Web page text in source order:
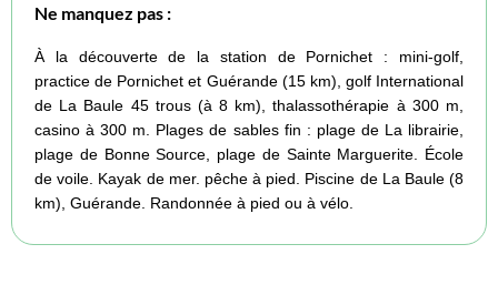
Ne manquez pas :
À la découverte de la station de Pornichet : mini-golf,
practice de Pornichet et Guérande (15 km), golf International
de La Baule 45 trous (à 8 km), thalassothérapie à 300 m,
casino à 300 m. Plages de sables fin : plage de La librairie,
plage de Bonne Source, plage de Sainte Marguerite. École
de voile. Kayak de mer. pêche à pied. Piscine de La Baule (8
km), Guérande. Randonnée à pied ou à vélo.